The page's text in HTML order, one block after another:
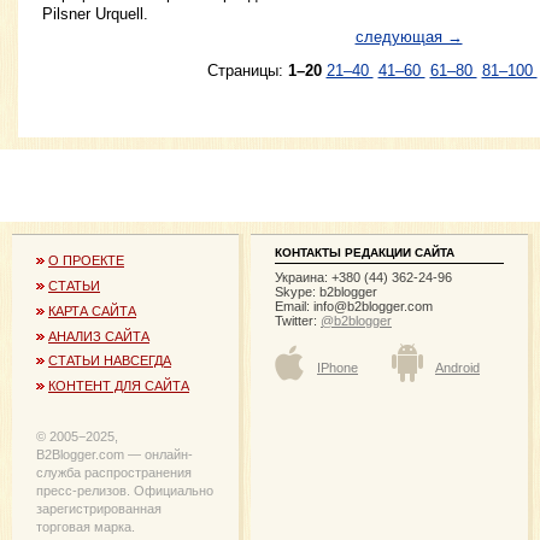
Pilsner Urquell.
следующая →
Страницы: 1–20 21–40 41–60 61–80 81–100
О ПРОЕКТЕ
СТАТЬИ
КАРТА САЙТА
АНАЛИЗ САЙТА
СТАТЬИ НАВСЕГДА
КОНТЕНТ ДЛЯ САЙТА
© 2005−2025,
B2Blogger.com — онлайн-
служба распространения
пресс-релизов. Официально
зарегистрированная
торговая марка.
КОНТАКТЫ РЕДАКЦИИ САЙТА
Украина: +380 (44) 362-24-96
Skype: b2blogger
Email: info@b2blogger.com
Twitter: @b2blogger
IPhone Android